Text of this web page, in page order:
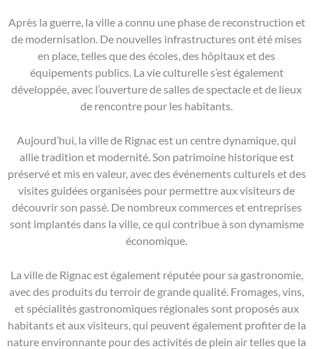
Après la guerre, la ville a connu une phase de reconstruction et
de modernisation. De nouvelles infrastructures ont été mises
en place, telles que des écoles, des hôpitaux et des
équipements publics. La vie culturelle s’est également
développée, avec l’ouverture de salles de spectacle et de lieux
de rencontre pour les habitants.
Aujourd’hui, la ville de Rignac est un centre dynamique, qui
allie tradition et modernité. Son patrimoine historique est
préservé et mis en valeur, avec des événements culturels et des
visites guidées organisées pour permettre aux visiteurs de
découvrir son passé. De nombreux commerces et entreprises
sont implantés dans la ville, ce qui contribue à son dynamisme
économique.
La ville de Rignac est également réputée pour sa gastronomie,
avec des produits du terroir de grande qualité. Fromages, vins,
et spécialités gastronomiques régionales sont proposés aux
habitants et aux visiteurs, qui peuvent également profiter de la
nature environnante pour des activités de plein air telles que la